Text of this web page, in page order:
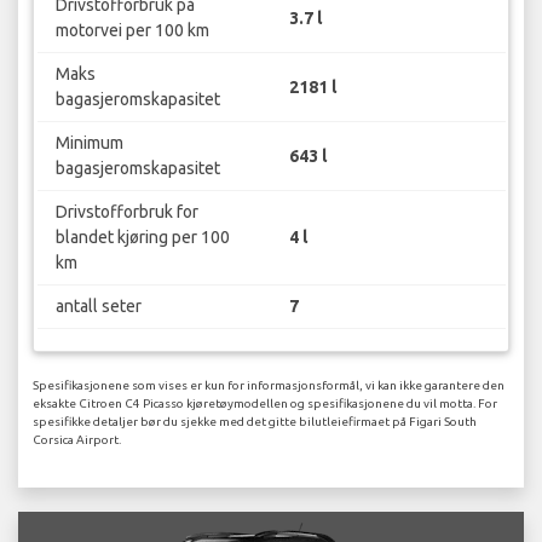
Drivstofforbruk på
motorvei per 100 km
3.7 l
Maks
bagasjeromskapasitet
2181 l
Minimum
bagasjeromskapasitet
643 l
Drivstofforbruk for
blandet kjøring per 100
km
4 l
antall seter 7
Spesifikasjonene som vises er kun for informasjonsformål, vi kan ikke garantere den
eksakte Citroen C4 Picasso kjøretøymodellen og spesifikasjonene du vil motta. For
spesifikke detaljer bør du sjekke med det gitte bilutleiefirmaet på Figari South
Corsica Airport.